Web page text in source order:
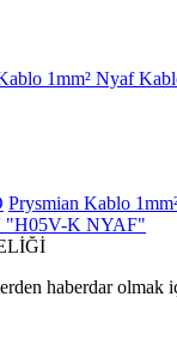
1mm² Nyaf
Prysmian Kablo
"H05V-K NYAF"
haberdar olmak